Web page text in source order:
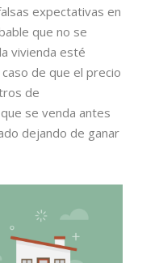
expectativas en
que no se
vivienda esté
de que el precio
de
se venda antes
dejando de ganar